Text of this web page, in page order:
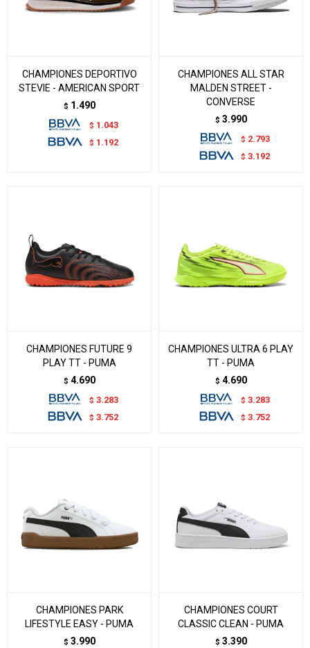
CHAMPIONES DEPORTIVO
STEVIE - AMERICAN SPORT
$ 1.490
$ 1.043
$ 1.192
CHAMPIONES ALL STAR
MALDEN STREET -
CONVERSE
$ 3.990
$ 2.793
$ 3.192
CHAMPIONES FUTURE 9
PLAY TT - PUMA
$ 4.690
$ 3.283
$ 3.752
CHAMPIONES ULTRA 6 PLAY
TT - PUMA
$ 4.690
$ 3.283
$ 3.752
CHAMPIONES PARK
LIFESTYLE EASY - PUMA
$ 3.990
CHAMPIONES COURT
CLASSIC CLEAN - PUMA
$ 3.390